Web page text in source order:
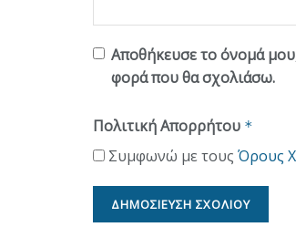
Αποθήκευσε το όνομά
φορά που θα σχολιάσω.
Πολιτική Απορρήτου *
Συμφωνώ με τους Όρους